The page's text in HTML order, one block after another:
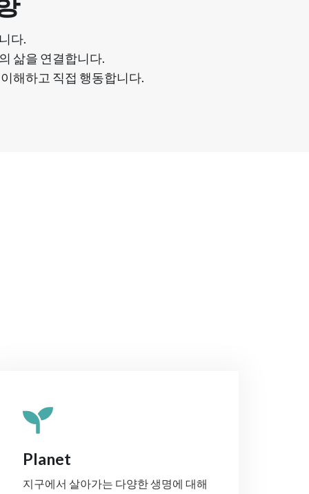
다.
삶을 연결합니다.
해하고 직접 행동합니다.
Planet
지구에서 살아가는 다양한 생명에 대해